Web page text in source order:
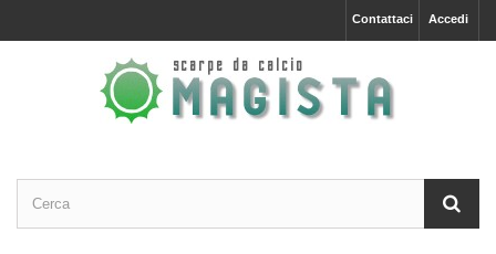
Accedi
Contattaci